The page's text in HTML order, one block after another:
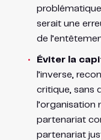
serait une
de
Éviter la
l’inverse,
critique, sans
partenariat
partenariat